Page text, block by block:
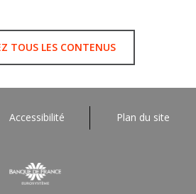
TOUS LES CONTENUS
Accessibilité Plan du site